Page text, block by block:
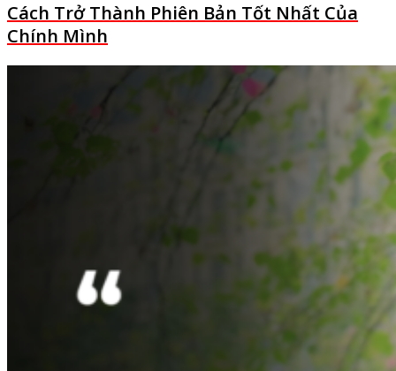
Cách Trở Thành Phiên Bản Tốt Nhất Của
Chính Mình